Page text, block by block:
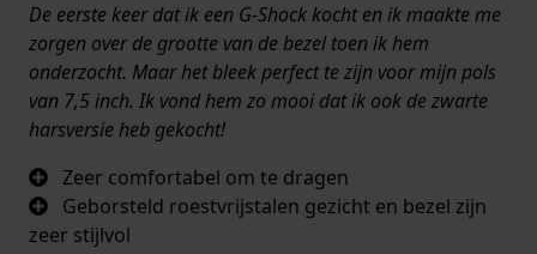
De eerste keer dat ik een G-Shock kocht en ik maakte me
zorgen over de grootte van de bezel toen ik hem
onderzocht. Maar het bleek perfect te zijn voor mijn pols
van 7,5 inch. Ik vond hem zo mooi dat ik ook de zwarte
harsversie heb gekocht!
Zeer comfortabel om te dragen
Geborsteld roestvrijstalen gezicht en bezel zijn
zeer stijlvol